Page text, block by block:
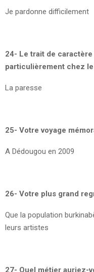
Je pardonne difficilement
24- Le trait de
particulièrement chez
La paresse
25- Votre voyage
A Dédougou en 2009
26- Votre plus grand
Que la population
leurs artistes
27- Quel métier auriez-